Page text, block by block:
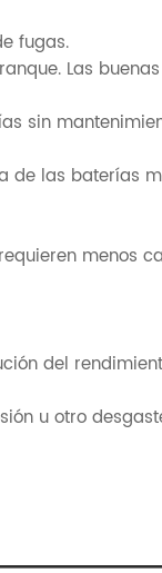
fugas.
Las
sin
de las baterías
menos
del
u otro